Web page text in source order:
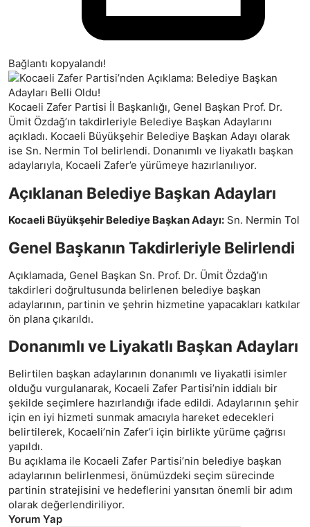
Bağlantı kopyalandı!
Kocaeli Zafer Partisi İl Başkanlığı, Genel Başkan Prof. Dr.
Ümit Özdağ’ın takdirleriyle Belediye Başkan Adaylarını
açıkladı. Kocaeli Büyükşehir Belediye Başkan Adayı olarak
ise Sn. Nermin Tol belirlendi. Donanımlı ve liyakatlı başkan
adaylarıyla, Kocaeli Zafer’e yürümeye hazırlanılıyor.
Açıklanan Belediye Başkan Adayları
Kocaeli Büyükşehir Belediye Başkan Adayı: Sn. Nermin Tol
Genel Başkanın Takdirleriyle Belirlendi
Açıklamada, Genel Başkan Sn. Prof. Dr. Ümit Özdağ’ın
takdirleri doğrultusunda belirlenen belediye başkan
adaylarının, partinin ve şehrin hizmetine yapacakları katkılar
ön plana çıkarıldı.
Donanımlı ve Liyakatlı Başkan Adayları
Belirtilen başkan adaylarının donanımlı ve liyakatli isimler
olduğu vurgulanarak, Kocaeli Zafer Partisi’nin iddialı bir
şekilde seçimlere hazırlandığı ifade edildi. Adaylarının şehir
için en iyi hizmeti sunmak amacıyla hareket edecekleri
belirtilerek, Kocaeli’nin Zafer’i için birlikte yürüme çağrısı
yapıldı.
Bu açıklama ile Kocaeli Zafer Partisi’nin belediye başkan
adaylarının belirlenmesi, önümüzdeki seçim sürecinde
partinin stratejisini ve hedeflerini yansıtan önemli bir adım
olarak değerlendiriliyor.
Yorum Yap